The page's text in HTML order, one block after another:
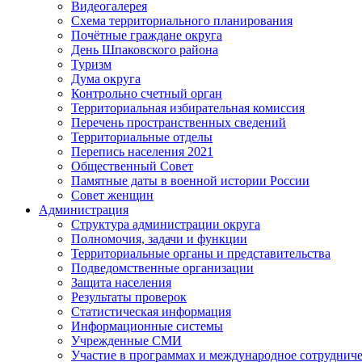
Видеогалерея
Схема территориального планирования
Почётные граждане округа
День Шпаковского района
Туризм
Дума округа
Контрольно счетный орган
Территориальная избирательная комиссия
Перечень пространственных сведений
Территориальные отделы
Перепись населения 2021
Общественный Совет
Памятные даты в военной истории России
Совет женщин
Администрация
Структура администрации округа
Полномочия, задачи и функции
Территориальные органы и представительства
Подведомственные организации
Защита населения
Результаты проверок
Статистическая информация
Информационные системы
Учрежденные СМИ
Участие в программах и международное